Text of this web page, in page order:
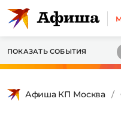
ПОКАЗАТЬ СОБЫТИЯ
Афиша КП Москва